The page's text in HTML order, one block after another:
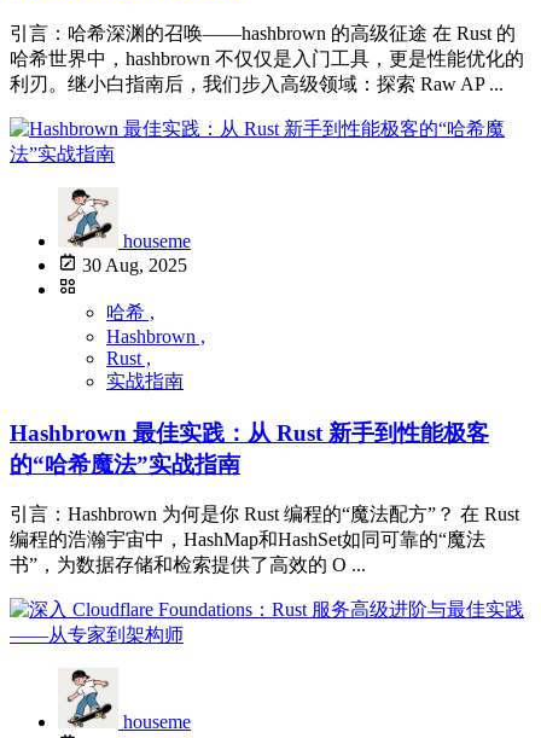
引言：哈希深渊的召唤——hashbrown 的高级征途 在 Rust 的
哈希世界中，hashbrown 不仅仅是入门工具，更是性能优化的
利刃。继小白指南后，我们步入高级领域：探索 Raw AP ...
houseme
30 Aug, 2025
哈希 ,
Hashbrown ,
Rust ,
实战指南
Hashbrown 最佳实践：从 Rust 新手到性能极客
的“哈希魔法”实战指南
引言：Hashbrown 为何是你 Rust 编程的“魔法配方”？ 在 Rust
编程的浩瀚宇宙中，HashMap和HashSet如同可靠的“魔法
书”，为数据存储和检索提供了高效的 O ...
houseme